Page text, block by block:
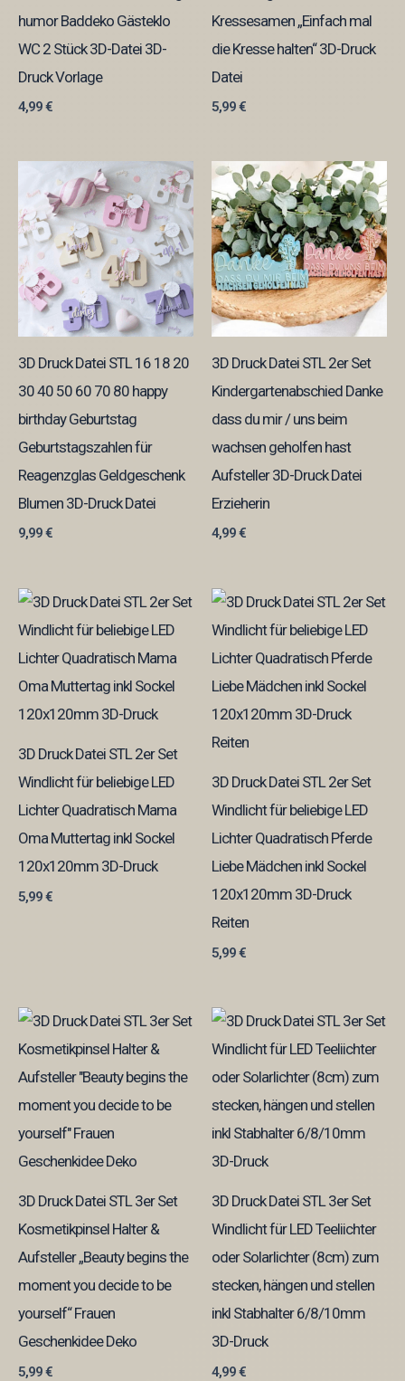
humor Baddeko Gästeklo
WC 2 Stück 3D-Datei 3D-
Druck Vorlage
4,99€
Kressesamen „Einfach mal
die Kresse halten“ 3D-Druck
Datei
5,99€
3D Druck Datei STL 16 18 20
30 40 50 60 70 80 happy
birthday Geburtstag
Geburtstagszahlen für
Reagenzglas Geldgeschenk
Blumen 3D-Druck Datei
9,99€
3D Druck Datei STL 2er Set
Kindergartenabschied Danke
dass du mir / uns beim
wachsen geholfen hast
Aufsteller 3D-Druck Datei
Erzieherin
4,99€
3D Druck Datei STL 2er Set
Windlicht für beliebige LED
Lichter Quadratisch Mama
Oma Muttertag inkl Sockel
120x120mm 3D-Druck
5,99€
3D Druck Datei STL 2er Set
Windlicht für beliebige LED
Lichter Quadratisch Pferde
Liebe Mädchen inkl Sockel
120x120mm 3D-Druck
Reiten
5,99€
3D Druck Datei STL 3er Set
Kosmetikpinsel Halter &
Aufsteller „Beauty begins the
moment you decide to be
yourself“ Frauen
Geschenkidee Deko
5,99€
3D Druck Datei STL 3er Set
Windlicht für LED Teeliichter
oder Solarlichter (8cm) zum
stecken, hängen und stellen
inkl Stabhalter 6/8/10mm
3D-Druck
4,99€